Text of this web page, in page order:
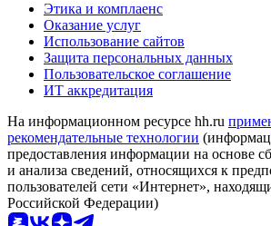
Этика и комплаенс
Оказание услуг
Использование сайтов
Защита персональных данных
Пользовательское соглашение
ИТ аккредитация
На информационном ресурсе hh.ru
рекомендательные технологии
предоставления информации на основе
и анализа сведений, относящихся к
пользователей сети «Интернет»,
Российской Федерации)